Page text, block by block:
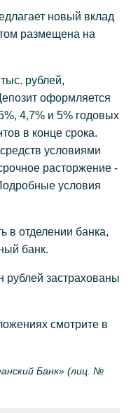
новый вклад
размещена на
рублей,
оформляется
4,7% и 5% годовых
в конце срока.
условиями
расторжение -
условия
отделении банка,
банк.
застрахованы
смотрите в
Банк» (лиц. №